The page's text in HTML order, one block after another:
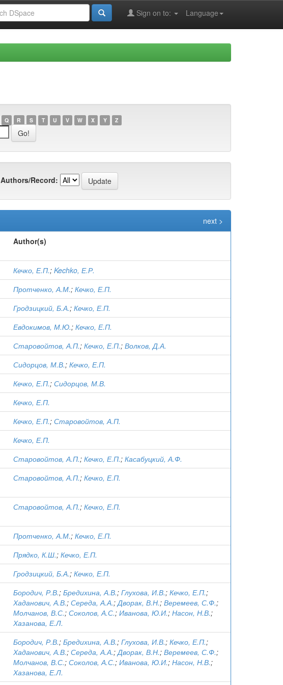
Language
Sign on to:
Q R S T U V W X Y Z
Authors/Record:
next >
Author(s)
Кечко, Е.П.; Kechko, Е.Р.
Протченко, А.М.; Кечко, Е.П.
Гродзицкий, Б.А.; Кечко, Е.П.
Евдокимов, М.Ю.; Кечко, Е.П.
Старовойтов, А.П.; Кечко, Е.П.; Волков, Д.А.
Сидорцов, М.В.; Кечко, Е.П.
Кечко, Е.П.; Сидорцов, М.В.
Кечко, Е.П.
Кечко, Е.П.; Старовойтов, А.П.
Кечко, Е.П.
Старовойтов, А.П.; Кечко, Е.П.; Касабуцкий, А.Ф.
Старовойтов, А.П.; Кечко, Е.П.
Старовойтов, А.П.; Кечко, Е.П.
Протченко, А.М.; Кечко, Е.П.
Прядко, К.Ш.; Кечко, Е.П.
Гродзицкий, Б.А.; Кечко, Е.П.
Бородич, Р.В.; Бредихина, А.В.; Глухова, И.В.; Кечко, Е.П.;
Хаданович, А.В.; Середа, А.А.;Дворак, В.Н.; Веремеев, С.Ф.;
Молчанов, В.С.; Соколов, А.С.; Иванова, Ю.И.; Насон, Н.В.;
Хазанова, Е.Л.
Бородич, Р.В.; Бредихина, А.В.; Глухова, И.В.; Кечко, Е.П.;
Хаданович, А.В.; Середа, А.А.;Дворак, В.Н.; Веремеев, С.Ф.;
Молчанов, В.С.; Соколов, А.С.; Иванова, Ю.И.; Насон, Н.В.;
Хазанова, Е.Л.